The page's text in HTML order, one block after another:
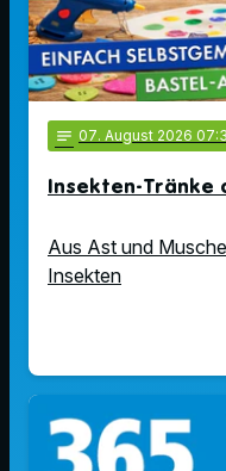
notes 07. August 2026
Insekten-Tränke
Aus Ast und
Insekten